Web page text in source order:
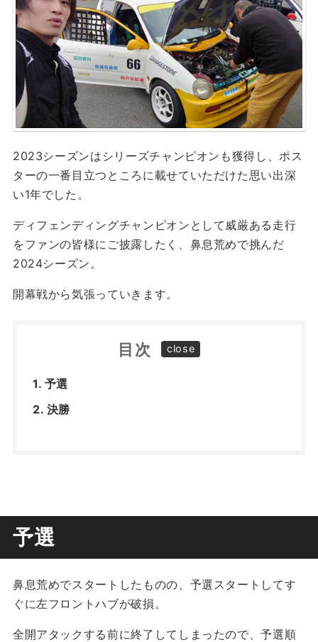
2023シーズンはシリーズチャンピオンも獲得し、ポス
ターの一番目立つところに載せていただけた思い出深
い1年でした。
ディフェンディングチャンピオンとして威厳ある走行
をファンの皆様にご披露したく、鼻息荒めで挑んだ
2024シーズン。
開幕戦から気張っていきます。
目次
予選
決勝
予選
鼻息荒めでスタートしたものの、予選スタートしてす
ぐに左フロントハブが破損。
全開アタックする前に終了してしまったので、予選順